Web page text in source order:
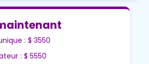
: $ 3550
: $ 5550